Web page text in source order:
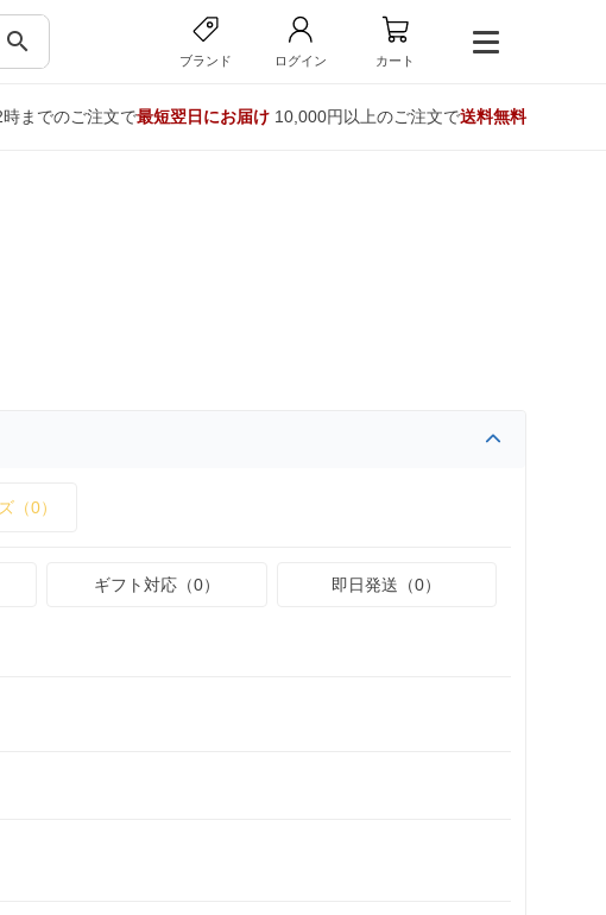
search
ブランド ログイン カート
時までのご注文で最短翌日にお届け10,000円以上のご注文で送料無料
（0）
ギフト対応（0） 即日発送（0）